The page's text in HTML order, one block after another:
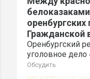
Гражданской
Оренбургский
уголовное дело
Обсудить